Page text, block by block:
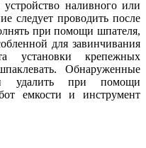
наливного или
следует проводить после
при помощи шпателя,
для завинчивания
установки крепежных
Обнаруженные
удалить при помощи
емкости и инструмент